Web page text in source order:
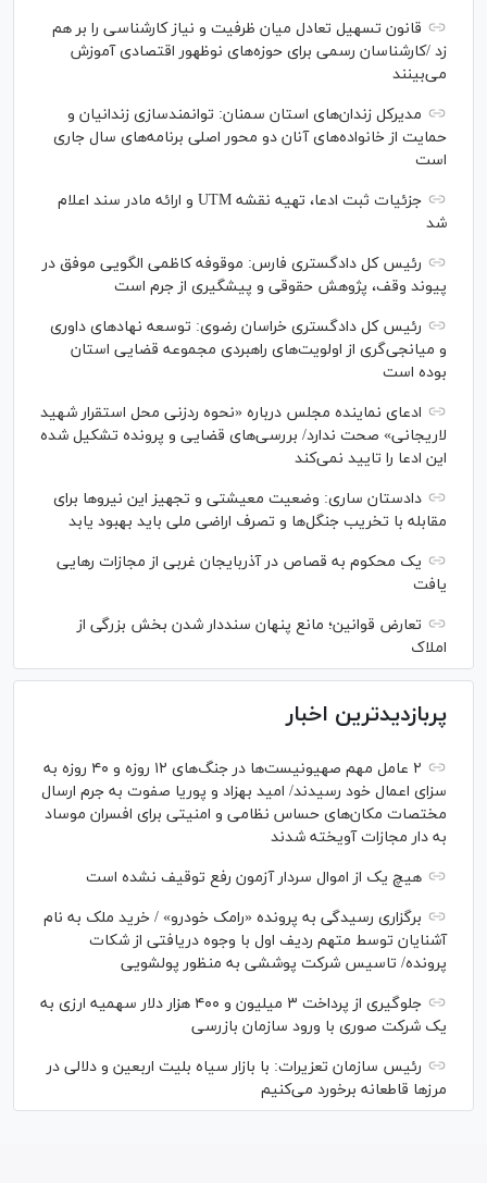
قانون تسهیل تعادل میان ظرفیت و نیاز کارشناسی را بر هم
زد /کارشناسان رسمی برای حوزه‌های نوظهور اقتصادی آموزش
می‌بینند
مدیرکل زندان‌های استان سمنان: توانمندسازی زندانیان و
حمایت از خانواده‌های آنان دو محور اصلی برنامه‌های سال جاری
است
جزئیات ثبت ادعا، تهیه نقشه UTM و ارائه مادر سند اعلام
شد
رئیس کل دادگستری فارس: موقوفه کاظمی الگویی موفق در
پیوند وقف، پژوهش حقوقی و پیشگیری از جرم است
رئیس کل دادگستری خراسان رضوی: توسعه نهاد‌های داوری
و میانجی‌گری از اولویت‌های راهبردی مجموعه قضایی استان
بوده است
ادعای نماینده مجلس درباره «نحوه ردزنی محل استقرار شهید
لاریجانی» صحت ندارد/ بررسی‌های قضایی و پرونده تشکیل شده
این ادعا را تایید نمی‌کند
دادستان ساری: وضعیت معیشتی و تجهیز این نیرو‌ها برای
مقابله با تخریب جنگل‌ها و تصرف اراضی ملی باید بهبود یابد
یک محکوم به قصاص در آذربایجان‌ غربی از مجازات رهایی
یافت
تعارض قوانین؛ مانع پنهان سنددار شدن بخش بزرگی از
املاک
پربازدیدترین اخبار
۲ عامل مهم صهیونیست‌ها در جنگ‌های ۱۲ روزه و ۴۰ روزه به
سزای اعمال خود رسیدند/ امید بهزاد و پوریا صفوت به جرم ارسال
مختصات مکان‌های حساس نظامی و امنیتی برای افسران موساد
به دار مجازات آویخته شدند
هیچ یک از اموال سردار آزمون رفع توقیف نشده است
برگزاری رسیدگی به پرونده «رامک خودرو» / خرید ملک به نام
آشنایان توسط متهم ردیف اول با وجوه دریافتی از شکات
پرونده/ تاسیس شرکت پوششی به منظور پولشویی
جلوگیری از پرداخت ۳ میلیون و ۴۰۰ هزار دلار سهمیه ارزی به
یک شرکت صوری با ورود سازمان بازرسی
رئیس سازمان تعزیرات: با بازار سیاه بلیت اربعین و دلالی در
مرز‌ها قاطعانه برخورد می‌کنیم